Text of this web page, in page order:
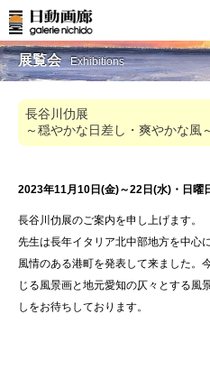
展覧会 Exhibitions
長谷川仂展
～穏やかな日差し・爽やかな風
2023年11月10日(金)～22日(水)・日曜
長谷川仂展のご案内を申し上げます。
先生は長年イタリア北中部地方を中心
風情のある港町を発表して来ました。
じる風景画と地元愛知の仄々とする風
しをお待ちしております。